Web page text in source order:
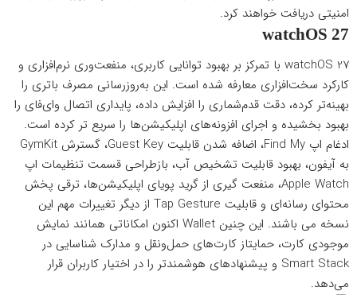
امنیتی دریافت خواهند کرد.
watchOS 27
watchOS 27 با تمرکز بر بهبود توانایی کاربری، منفعت‌وری نرم‌افزاری و
کارکرد سخت‌افزاری معارفه شده است. این به‌روزرسانی مصرف باتری را
بهینه‌تر کرده، دقت قدم‌شماری را افزایش داده، پایداری اتصال وای‌فای را
بهبود بخشیده و اجرای افزونه‌های اپلیکیشن‌ها را سریع تر کرده است.
ادغام اپ Find My، اضافه شدن قابلیت Guest Key، گسترش GymKit
به آیفون، بهبود قابلیت تشخیص آب، بازطراحی قسمت تنظیمات اپ
Apple Watch، منفعت گیری از گرید پویای اپلیکیشن‌ها، ترقی پخش
محتوای رسانه‌ای و قابلیت Tap Gesture از دیگر تغییرات مهم این
نسخه می باشند. این چنین Wallet اکنون امکاناتی همانند نمایش
موجودی کارت، حمایتاز کارت‌های حمل‌ونقل و مدارک شناسایی در
Smart Stack و پیشنهادهای هوشمندتر را در اختیار کاربران قرار
می‌دهد.